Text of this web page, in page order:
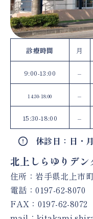
診療時間 月
9:00-13:00 –
14:30-18:00 –
15:30-18:00 –
休診日：日・
北上しらゆりデ
住所：岩手県北上市
電話：0197-62-8070
FAX：0197-62-8072